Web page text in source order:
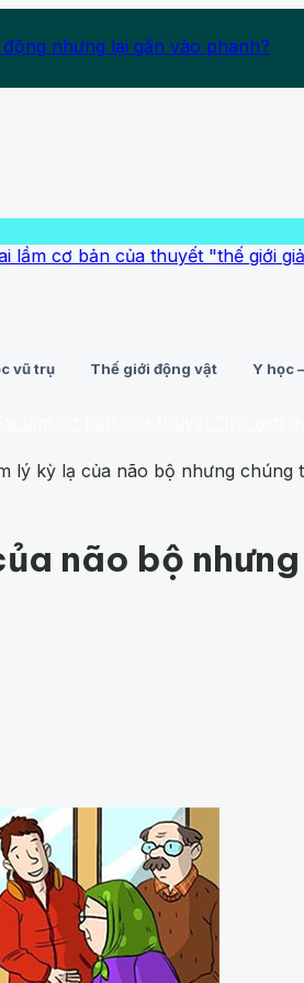
nhưng lại gắn vào phanh?
của thuyết "thế giới giả lập"›
vũ trụ Thế giới động vật Y học
lý kỳ lạ của não bộ nhưng chúng
não bộ